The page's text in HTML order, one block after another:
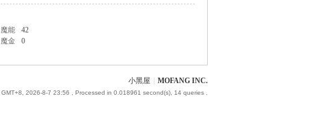
魔能
42
魔金 0
小黑屋 MOFANG INC.
GMT+8, 2026-8-7 23:56 , Processed in 0.018961 second(s), 14 queries .